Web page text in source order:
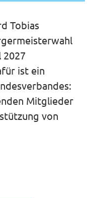
Tobias
2027
ist ein
Mitglieder
von